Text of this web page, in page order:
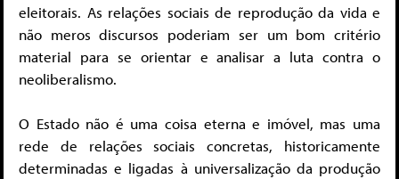
eleitorais. As relações sociais de reprodução da vida e
não meros discursos poderiam ser um bom critério
material para se orientar e analisar a luta contra o
neoliberalismo.
O Estado não é uma coisa eterna e imóvel, mas uma
rede de relações sociais concretas, historicamente
determinadas e ligadas à universalização da produção